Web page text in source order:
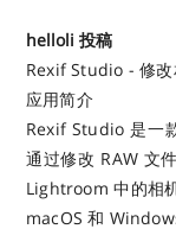
helloli 投稿
Rexif Studio - 修改
应用简介
Rexif Studio 是一
通过修改 RAW 文
Lightroom 中的相
macOS 和